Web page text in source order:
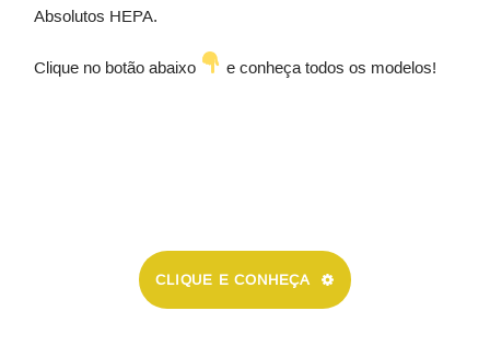
Absolutos HEPA.
Clique no botão abaixo e conheça todos os modelos!
CLIQUE E CONHEÇA